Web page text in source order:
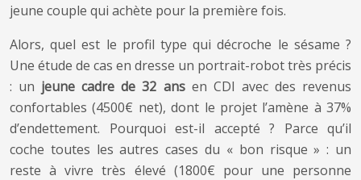
jeune couple qui achète pour la première fois.
Alors, quel est le profil type qui décroche le sésame ?
Une étude de cas en dresse un portrait-robot très précis
: un jeune cadre de 32 ansen CDI avec des revenus
confortables (4500€ net), dont le projet l’amène à 37%
d’endettement. Pourquoi est-il accepté ? Parce qu’il
coche toutes les autres cases du « bon risque » : un
reste à vivre très élevé (1800€ pour une personne